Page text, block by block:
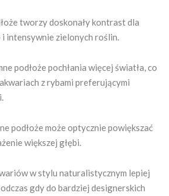
tworzy doskonały kontrast dla
intensywnie zielonych roślin.
podłoże pochłania więcej światła, co
z rybami preferującymi
podłoże może optycznie powiększać
większej głębi.
w stylu naturalistycznym lepiej
gdy do bardziej designerskich